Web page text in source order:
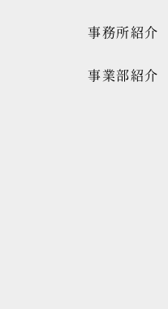
事務所紹介
事業部紹介